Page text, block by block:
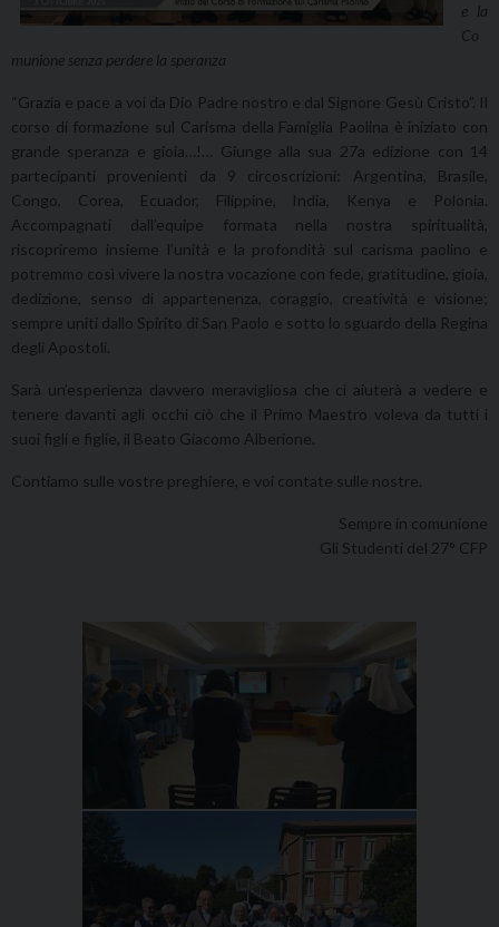
e la
Co
munione senza perdere la speranza
“Grazia e pace a voi da Dio Padre nostro e dal Signore Gesù Cristo”. Il
corso di formazione sul Carisma della Famiglia Paolina è iniziato con
grande speranza e gioia…!… Giunge alla sua 27a edizione con 14
partecipanti provenienti da 9 circoscrizioni: Argentina, Brasile,
Congo, Corea, Ecuador, Filippine, India, Kenya e Polonia.
Accompagnati dall’equipe formata nella nostra spiritualità,
riscopriremo insieme l’unità e la profondità sul carisma paolino e
potremmo così vivere la nostra vocazione con fede, gratitudine, gioia,
dedizione, senso di appartenenza, coraggio, creatività e visione;
sempre uniti dallo Spirito di San Paolo e sotto lo sguardo della Regina
degli Apostoli.
Sarà un’esperienza davvero meravigliosa che ci aiuterà a vedere e
tenere davanti agli occhi ciò che il Primo Maestro voleva da tutti i
suoi figli e figlie, il Beato Giacomo Alberione.
Contiamo sulle vostre preghiere, e voi contate sulle nostre.
Sempre in comunione
Gli Studenti del 27° CFP